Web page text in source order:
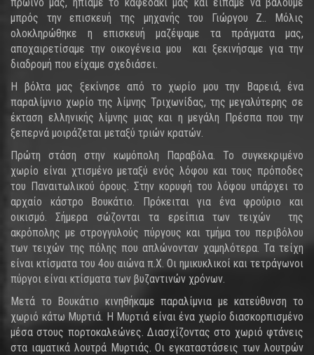
μπρός την επισκευή της μηχανής του Γιώργου Ζ.. Μόλις
ολοκληρώθηκε η επισκευή μαζέψαμε τα πράγματα μας,
αποχαιρετίσαμε την οικογένεια μου και ξεκινήσαμε για την
διαδρομή που είχαμε σχεδιάσει.
Η βόλτα μας ξεκίνησε από το χωρίο μου την Βαρειά, ένα
παραλίμνιο χωρίο της λίμνης Τριχωνίδας, της μεγαλύτερης σε
έκταση ελληνικής λίμνης μιας και η μεγάλη Πρέσπα που την
ξεπερνά μοιράζεται μεταξύ τριών κρατών.
Πρώτη στάση στην κωμόπολη Παραβόλα. Το συγκεκριμένο
χωρίο είναι χτισμένο μεταξύ ενός λόφου και τους πρόποδες
του Παναιτωλικού όρους. Στην κορυφή του λόφου υπάρχει το
αρχαίο κάστρο Βουκάτιο. Πρόκειται για ένα φρούριο και
οικισμό. Σήμερα σώζονται τα ερείπια των τειχών της
ακρόπολης με στρογγυλούς πύργους και τμήμα του περιβόλου
των τειχών της πόλης που απλώνονταν χαμηλότερα. Τα τείχη
είναι κτίσματα του 4ου αιώνα π.Χ. Οι ημικυκλικοί και τετράγωνοι
πύργοι είναι κτίσματα των βυζαντινών χρόνων.
Μετά το Βουκάτιο κινηθήκαμε παραλίμνια με κατεύθυνση το
χωριό κάτω Μυρτιά. Η Μυρτιά είναι ένα χωρίο διασκορπισμένο
μέσα στους πορτοκαλεώνες. Διασχίζοντας στο χωριό φτάνεις
στα ιαματικά λουτρά Μυρτιάς. Οι εγκαταστάσεις των λουτρών